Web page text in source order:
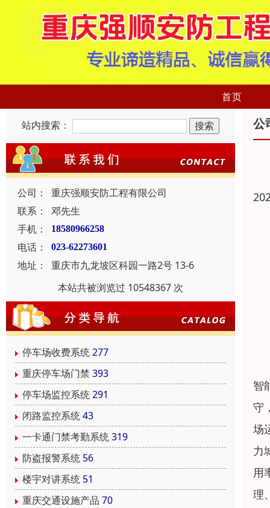
首页
站内搜索：
公司：
重庆强顺安防工程有限公司
联系：
邓先生
手机：
18580966258
电话： 023-62273601
地址：
重庆市九龙坡区科园一路2号 13-6
本站共被浏览过 10548367 次
停车场收费系统277
重庆停车场门禁 393
停车场监控系统291
闭路监控系统43
一卡通门禁考勤系统319
防盗报警系统 56
楼宇对讲系统 51
重庆交通设施产品 70
公
智
守
场
力
用
理